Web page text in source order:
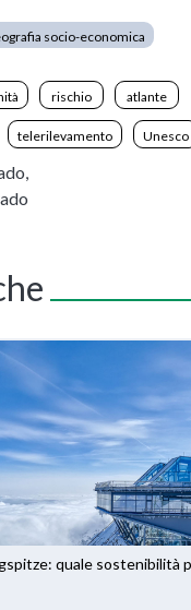
socio-economica
rischio atlante
telerilevamento Unesco
quale sostenibilità